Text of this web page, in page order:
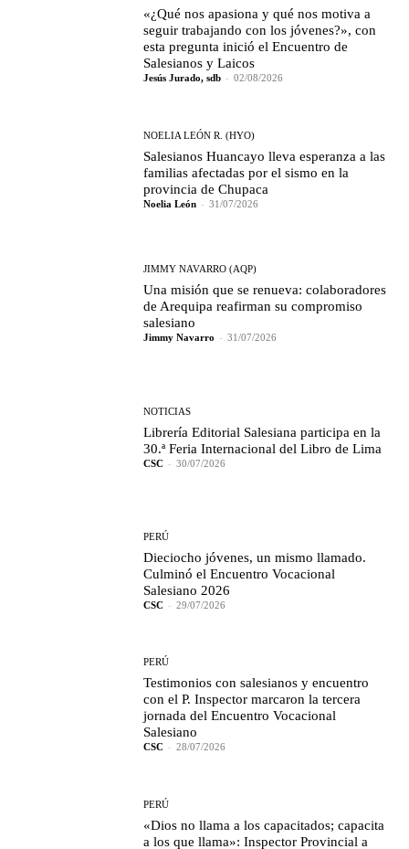
«¿Qué nos apasiona y qué nos motiva a
seguir trabajando con los jóvenes?», con
esta pregunta inició el Encuentro de
Salesianos y Laicos
Jesús Jurado, sdb - 02/08/2026
NOELIA LEÓN R. (HYO)
Salesianos Huancayo lleva esperanza a las
familias afectadas por el sismo en la
provincia de Chupaca
Noelia León - 31/07/2026
JIMMY NAVARRO (AQP)
Una misión que se renueva: colaboradores
de Arequipa reafirman su compromiso
salesiano
Jimmy Navarro - 31/07/2026
NOTICIAS
Librería Editorial Salesiana participa en la
30.ª Feria Internacional del Libro de Lima
CSC - 30/07/2026
PERÚ
Dieciocho jóvenes, un mismo llamado.
Culminó el Encuentro Vocacional
Salesiano 2026
CSC - 29/07/2026
PERÚ
Testimonios con salesianos y encuentro
con el P. Inspector marcaron la tercera
jornada del Encuentro Vocacional
Salesiano
CSC - 28/07/2026
PERÚ
«Dios no llama a los capacitados; capacita
a los que llama»: Inspector Provincial a